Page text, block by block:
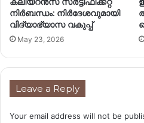
നിര്‍ബന്ധം: നിര്‍ദേശവുമായി
വിദ്യാഭ്യാസ വകുപ്പ്
May 23, 2026
Leave a Reply
Your email address will not be